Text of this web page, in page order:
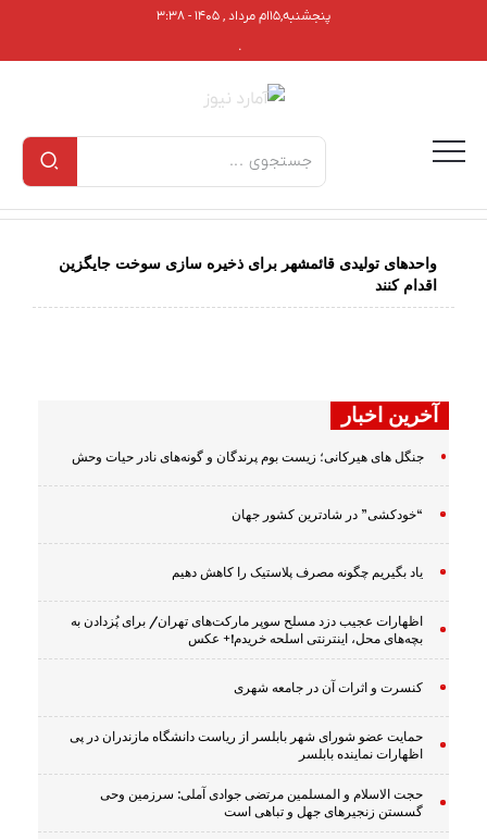
پنجشنبه,۱۵ام مرداد , ۱۴۰۵ - ۳:۳۸
.
واحدهای تولیدی قائمشهر برای ذخیره سازی سوخت جایگزین
اقدام کنند
آخرین اخبار
جنگل های هیرکانی؛ زیست بوم پرندگان و گونه‌های نادر حیات وحش
“خودکشی” در شادترین کشور جهان
یاد بگیریم چگونه مصرف پلاستیک را کاهش دهیم
اظهارات عجیب دزد مسلح سوپر مارکت‌های تهران/ برای پُزدادن به
بچه‌های محل، اینترنتی اسلحه خریدم!+ عکس
کنسرت و اثرات آن در جامعه شهری
حمایت عضو شورای شهر بابلسر از ریاست دانشگاه مازندران در پی
اظهارات نماینده بابلسر
حجت الاسلام و المسلمین مرتضی جوادی آملی: سرزمین وحى
گسستن زنجیرهاى جهل و تباهى است